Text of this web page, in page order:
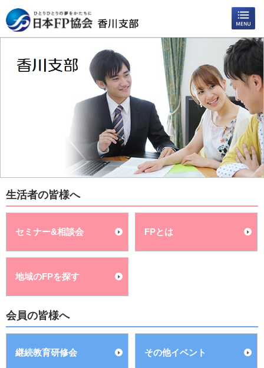
生活者の皆様へ
セミナー&相談会 FPとは
地域のFPを探す
会員の皆様へ
継続教育研修会 その他イベント